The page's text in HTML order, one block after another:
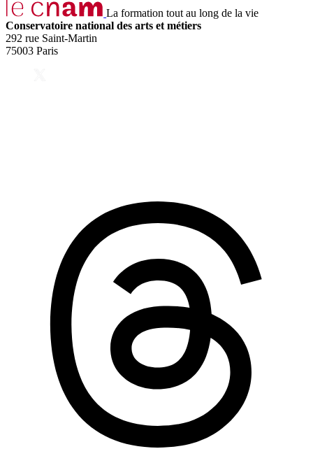
La formation tout au long de la vie
Conservatoire national des arts et métiers
292 rue Saint-Martin
75003 Paris